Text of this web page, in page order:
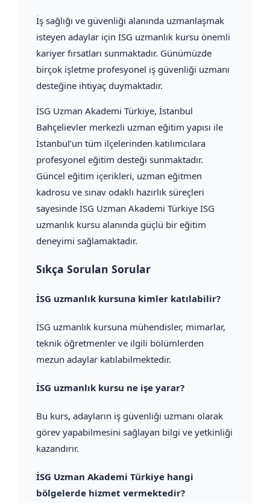
İş sağlığı ve güvenliği alanında uzmanlaşmak
isteyen adaylar için İSG uzmanlık kursu önemli
kariyer fırsatları sunmaktadır. Günümüzde
birçok işletme profesyonel iş güvenliği uzmanı
desteğine ihtiyaç duymaktadır.
İSG Uzman Akademi Türkiye, İstanbul
Bahçelievler merkezli uzman eğitim yapısı ile
İstanbul’un tüm ilçelerinden katılımcılara
profesyonel eğitim desteği sunmaktadır.
Güncel eğitim içerikleri, uzman eğitmen
kadrosu ve sınav odaklı hazırlık süreçleri
sayesinde İSG Uzman Akademi Türkiye İSG
uzmanlık kursu alanında güçlü bir eğitim
deneyimi sağlamaktadır.
Sıkça Sorulan Sorular
İSG uzmanlık kursuna kimler katılabilir?
İSG uzmanlık kursuna mühendisler, mimarlar,
teknik öğretmenler ve ilgili bölümlerden
mezun adaylar katılabilmektedir.
İSG uzmanlık kursu ne işe yarar?
Bu kurs, adayların iş güvenliği uzmanı olarak
görev yapabilmesini sağlayan bilgi ve yetkinliği
kazandırır.
İSG Uzman Akademi Türkiye hangi
bölgelerde hizmet vermektedir?